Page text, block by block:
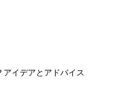
イデアとアドバイス